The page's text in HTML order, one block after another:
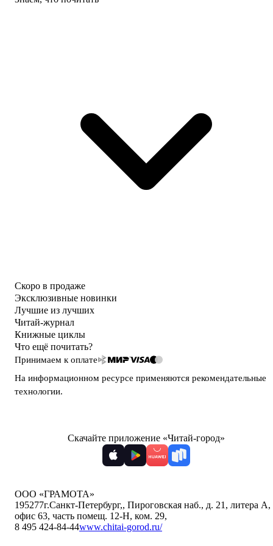
Скоро в продаже
Эксклюзивные новинки
Лучшие из лучших
Читай-журнал
Книжные циклы
Что ещё почитать?
Принимаем к оплате
На информационном ресурсе применяются рекомендательные
технологии.
Скачайте приложение «Читай-город»
ООО «ГРАМОТА»
195277г.Санкт-Петербург,, Пироговская наб., д. 21, литера А,
офис 63, часть помещ. 12-Н, ком. 29,
8 495 424-84-44www.chitai-gorod.ru/